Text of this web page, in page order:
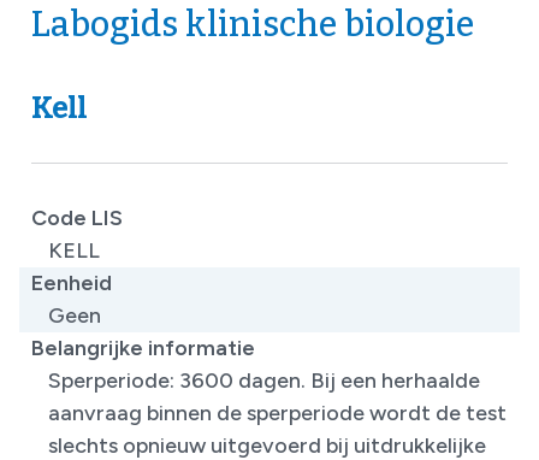
Labogids klinische biologie
Kell
Code LIS
KELL
Eenheid
Geen
Belangrijke informatie
Sperperiode: 3600 dagen. Bij een herhaalde
aanvraag binnen de sperperiode wordt de test
slechts opnieuw uitgevoerd bij uitdrukkelijke